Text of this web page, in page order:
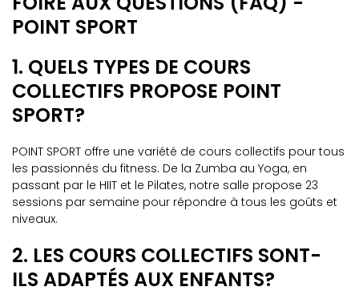
POINT SPORT
1. QUELS TYPES DE COURS
COLLECTIFS PROPOSE POINT
SPORT?
POINT SPORT offre une variété de cours collectifs pour tous
les passionnés du fitness. De la Zumba au Yoga, en
passant par le HIIT et le Pilates, notre salle propose 23
sessions par semaine pour répondre à tous les goûts et
niveaux.
2. LES COURS COLLECTIFS SONT-
ILS ADAPTÉS AUX ENFANTS?